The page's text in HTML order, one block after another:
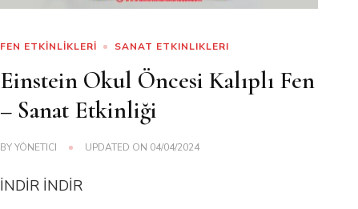
FEN ETKİNLİKLERİ SANAT ETKINLIKLERI
Einstein Okul Öncesi Kalıplı Fen
– Sanat Etkinliği
BYYÖNETICI UPDATED ON 04/04/2024
İNDİR İNDİR